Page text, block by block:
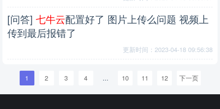
[问答] 七牛云配置好了 图片上传么问题 视频上
传到最后报错了
更新时间：2023-04-18 09:56:38
1 2 3 4 ... 10 11 12 下一页